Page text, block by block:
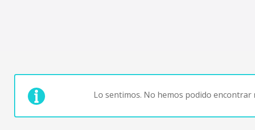
Lo sentimos. No hemos podido encontrar